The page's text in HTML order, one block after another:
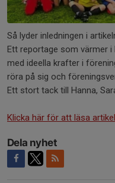
Så lyder inledningen i
Ett reportage som värmer
med ideella krafter i
röra på sig och
Ett stort tack till Hanna,
Klicka här för att läsa
Dela nyhet